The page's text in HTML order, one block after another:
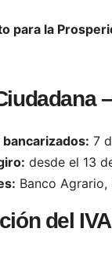
para la
bancarizados: 7
desde el 13
Banco Agrario,
del